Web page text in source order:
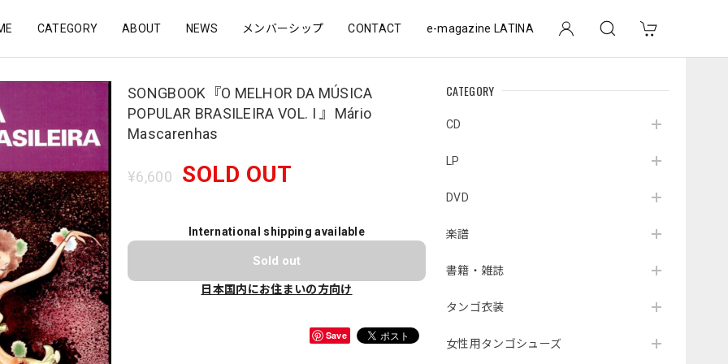
CATEGORY ABOUT NEWS メンバーシップ CONTACT e-magazine LATINA
CATEGORY
CD
LP
DVD
楽譜
書籍・雑誌
タンゴ衣装
女性用タンゴシューズ
SONGBOOK『O MELHOR DA MÚSICA
POPULAR BRASILEIRA VOL. I 』Mário
Mascarenhas
¥6,600 SOLD OUT
International shipping available
Sold out
日本国内にお住まいの方向け
Save